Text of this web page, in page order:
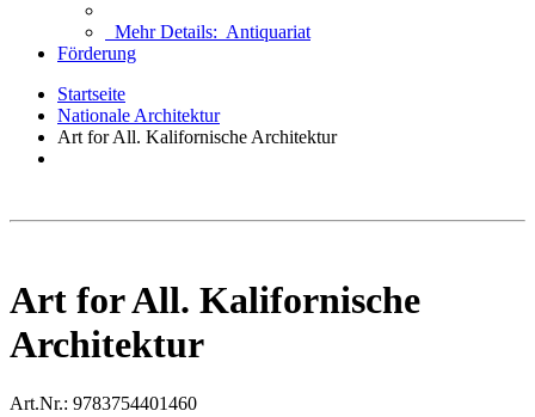
Mehr Details: Antiquariat
Förderung
Startseite
Nationale Architektur
Art for All. Kalifornische Architektur
Art for All. Kalifornische
Architektur
Art.Nr.: 9783754401460